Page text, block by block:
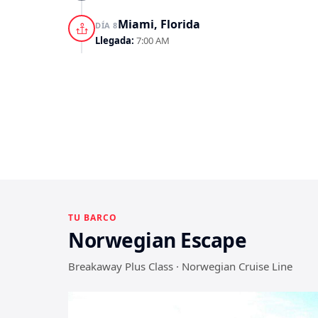
DÍA 8Miami, Florida
Llegada: 7:00 AM
TU BARCO
Norwegian Escape
Breakaway Plus Class · Norwegian Cruise Line